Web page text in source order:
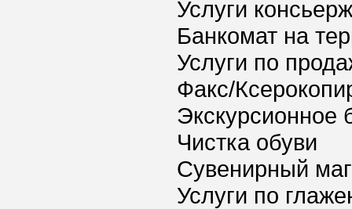
Услуги
Банкомат на
Услуги по
Факс/
Экскурсионное
Чистка обуви
Сувенирный
Услуги по